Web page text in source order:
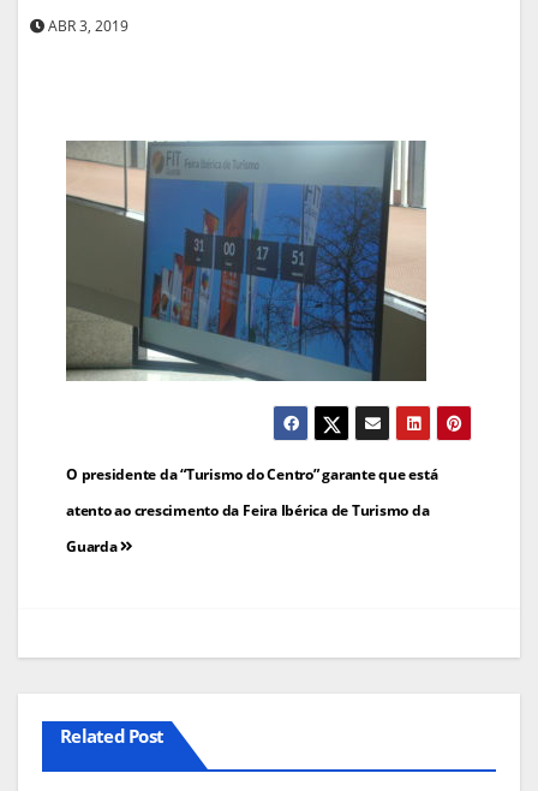
ABR 3, 2019
Navegação
de
artigos
O presidente da “Turismo do Centro” garante que está
atento ao crescimento da Feira Ibérica de Turismo da
Guarda
Related Post